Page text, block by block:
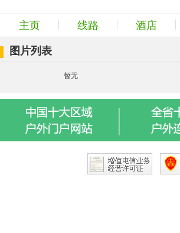
主页 线路 酒店
图片列表
暂无